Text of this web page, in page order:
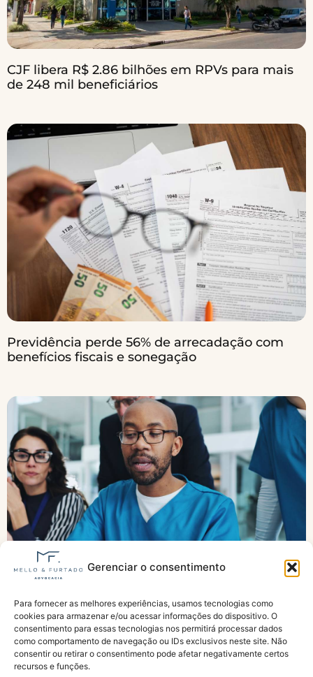
Gerenciar o consentimento
Para fornecer as melhores experiências, usamos tecnologias como
cookies para armazenar e/ou acessar informações do dispositivo. O
consentimento para essas tecnologias nos permitirá processar dados
como comportamento de navegação ou IDs exclusivos neste site. Não
consentir ou retirar o consentimento pode afetar negativamente certos
recursos e funções.
CJF libera R$ 2.86 bilhões em RPVs para mais
de 248 mil beneficiários
Previdência perde 56% de arrecadação com
benefícios fiscais e sonegação
Agentes de saúde pedem urgência para
aposentadoria especial